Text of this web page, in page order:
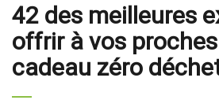
42 des meilleures
offrir à vos
cadeau zéro